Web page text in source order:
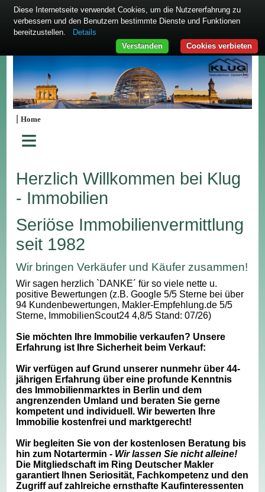
|Home
≡
Herzlich Willkommen bei Klug
- Immobilien
Seriöse Immobilienvermittlung
seit 1982
Wir bringen Verkäufer und Käufer zusammen!
Wir sagen herzlich `DANKE´ für so viele nette u.
positive Bewertungen (z.B. Google 5/5 Sterne bei über
94 Kundenbewertungen, Makler-Empfehlung.de 5/5
Sterne, ImmobilienScout24 4,8/5 Stand: 07/26)
Sie möchten Ihre Immobilie verkaufen? Unsere
Erfahrung ist Ihre Sicherheit beim Verkauf:
Wir verfügen auf Grund unserer nunmehr über 44-
jährigen Erfahrung über eine profunde Kenntnis
des Immobilienmarktes in Berlin und dem
angrenzenden Umland und beraten Sie gerne
kompetent und individuell. Wir bewerten Ihre
Immobilie kostenfrei und marktgerecht!
Wir begleiten Sie von der kostenlosen Beratung bis
hin zum Notartermin - Wir lassen Sie nicht alleine!
Die Mitgliedschaft im Ring Deutscher Makler
garantiert Ihnen Seriosität, Fachkompetenz und den
Zugriff auf zahlreiche ernsthafte Kaufinteressenten
Diese Internetseite verwendet Cookies, um die Nutzererfahrung zu
verbessern und den Benutzern bestimmte Dienste und Funktionen
bereitzustellen.
Details
Cookies verbieten
Verstanden